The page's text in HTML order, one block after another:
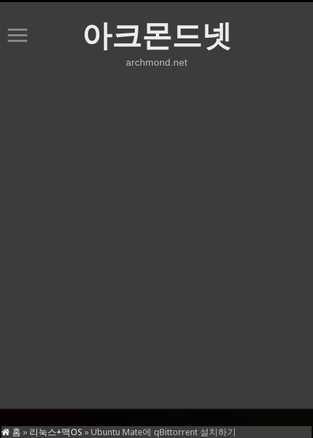
아크몬드넷
archmond.net
홈 » 리눅스+맥OS » Ubuntu Mate에 qBittorrent 설치하기